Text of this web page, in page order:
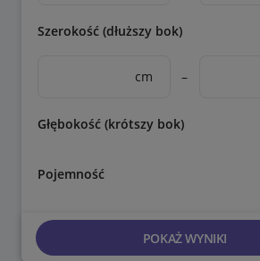
Szerokość (dłuższy bok)
cm –
Głębokość (krótszy bok)
Pojemność
POKAŻ WYNIKI